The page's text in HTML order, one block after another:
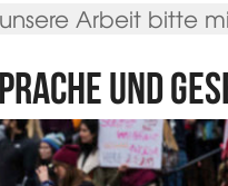
Arbeit bitte
und